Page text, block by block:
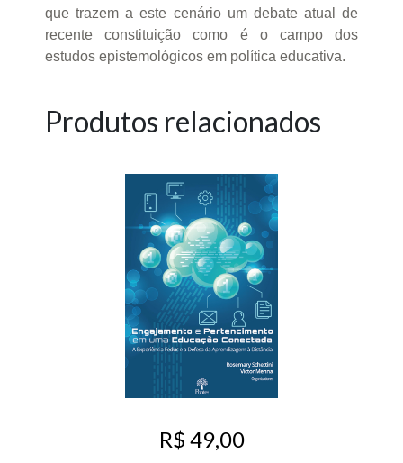
que trazem a este cenário um debate atual de
recente constituição como é o campo dos
estudos epistemológicos em política educativa.
Produtos relacionados
R$ 49,00